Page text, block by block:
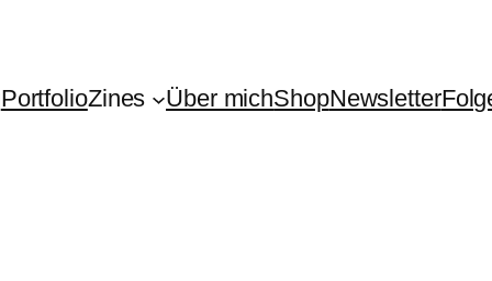
PortfolioZines Über michShopNewsletter